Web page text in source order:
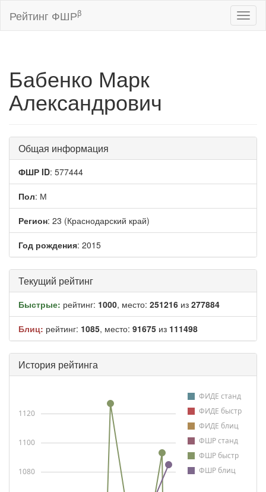
Рейтинг ФШРβ
Бабенко Марк
Александрович
Общая информация
ФШР ID: 577444
Пол: М
Регион: 23 (Краснодарский край)
Год рождения: 2015
Текущий рейтинг
Быстрые: рейтинг: 1000, место: 251216 из 277884
Блиц: рейтинг: 1085, место: 91675 из 111498
История рейтинга
ФИДЕ станд
ФИДЕ быстр
ФИДЕ блиц
ФШР станд
ФШР быстр
ФШР блиц
1080
1100
1120